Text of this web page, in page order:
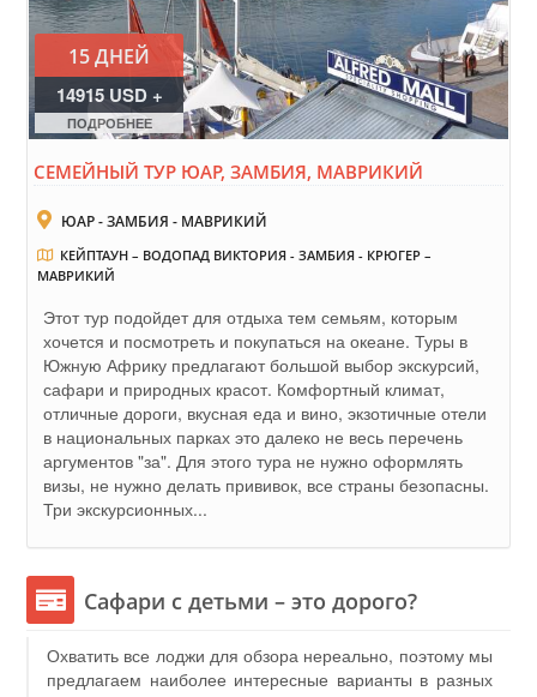
15 ДНЕЙ
14915 USD +
9715 EURO
ПОДРОБНЕЕ
СЕМЕЙНЫЙ ТУР ЮАР, ЗАМБИЯ, МАВРИКИЙ
ЮАР - ЗАМБИЯ - МАВРИКИЙ
КЕЙПТАУН – ВОДОПАД ВИКТОРИЯ - ЗАМБИЯ - КРЮГЕР –
МАВРИКИЙ
Этот тур подойдет для отдыха тем семьям, которым
хочется и посмотреть и покупаться на океане. Туры в
Южную Африку предлагают большой выбор экскурсий,
сафари и природных красот. Комфортный климат,
отличные дороги, вкусная еда и вино, экзотичные отели
в национальных парках это далеко не весь перечень
аргументов "за". Для этого тура не нужно оформлять
визы, не нужно делать прививок, все страны безопасны.
Три экскурсионных...
Сафари с детьми – это дорого?
Охватить все лоджи для обзора нереально, поэтому мы
предлагаем наиболее интересные варианты в разных